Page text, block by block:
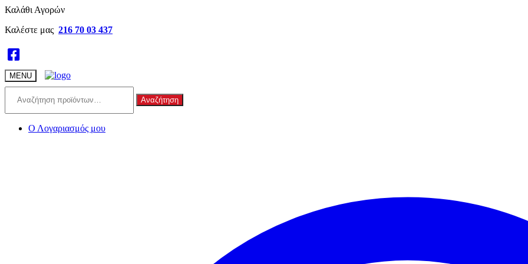
Skip
navigation
Skip
content
Καλάθι Αγορών
Καλέστε μας 216 70 03 437
MENU
για:
Αναζήτηση
Ο Λογαριασμός μου